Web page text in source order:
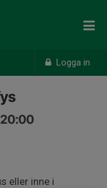
Logga in
eller inne i